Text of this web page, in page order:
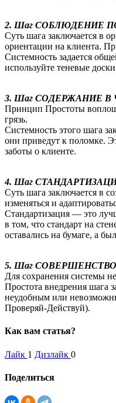
2. Шаг СОБЛЮДЕНИЕ
Суть шага заключается в
ориентации на клиента.
Системность задается
используйте теневые
3. Шаг СОДЕРЖАНИЕ В
Принцип Простоты
грязь.
Системность этого шага
они приведут к поломке.
заботы о клиенте.
4. Шаг
Суть шага заключается в
изменяться и
Стандартизация — это
в том, что стандарт на
оставались на бумаге, а
5. Шаг
Для сохранения системы
Простота внедрения шага
неудобным или
Проверяй-Действуй).
Как вам статья?
Лайк 1 Дизлайк 0
Поделиться